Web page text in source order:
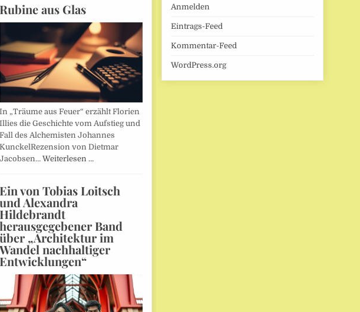
Rubine aus Glas
In „Träume aus Feuer“ erzählt Florien
Illies die Geschichte vom Aufstieg und
Fall des Alchemisten Johannes
KunckelRezension von Dietmar
Jacobsen… Weiterlesen …
Ein von Tobias Loitsch
und Alexandra
Hildebrandt
herausgegebener Band
über „Architektur im
Wandel nachhaltiger
Entwicklungen“
Anmelden
Eintrags-Feed
Kommentar-Feed
WordPress.org